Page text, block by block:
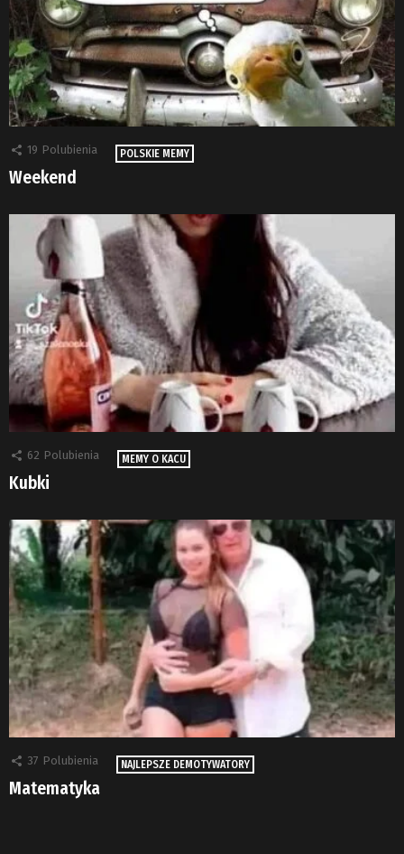
19 Polubienia POLSKIE MEMY
Weekend
62 Polubienia MEMY O KACU
Kubki
37 Polubienia NAJLEPSZE DEMOTYWATORY
Matematyka